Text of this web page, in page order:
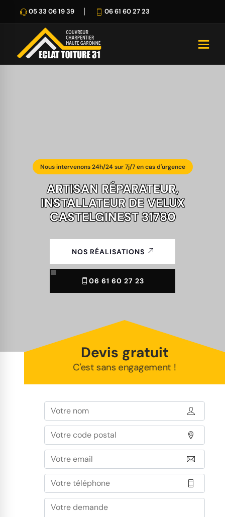
05 33 06 19 39 06 61 60 27 23
Nous intervenons 24h/24 sur 7j/7 en cas d'urgence
ARTISAN RÉPARATEUR,
INSTALLATEUR DE VELUX
CASTELGINEST 31780
NOS RÉALISATIONS
06 61 60 27 23
Devis gratuit
C'est sans engagement !